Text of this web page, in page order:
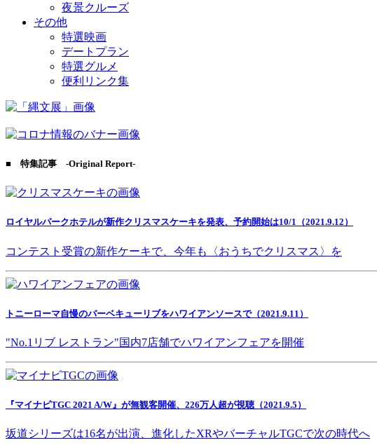
夜景クルーズ
その他
特選映画
デートプラン
特選グルメ
便利リンク集
■ 特集記事 -Original Report-
ロイヤルパークホテルが新作クリスマスケーキを発表、予約開始は10/1（2021.9.12）
コンテスト受賞の新作ケーキで、今年も〈おうちでクリスマス〉を
トニーローマ自慢のバーベキューリブをハワイアンソースで（2021.9.11）
"No.1リブ レストラン"国内7店舗でハワイアンフェアを開催
『マイナビTGC 2021 A/W』が無観客開催、226万人超が視聴（2021.9.5）
坂道シリーズは16名が出演、進化したXRやバーチャルTGCで次の時代へ